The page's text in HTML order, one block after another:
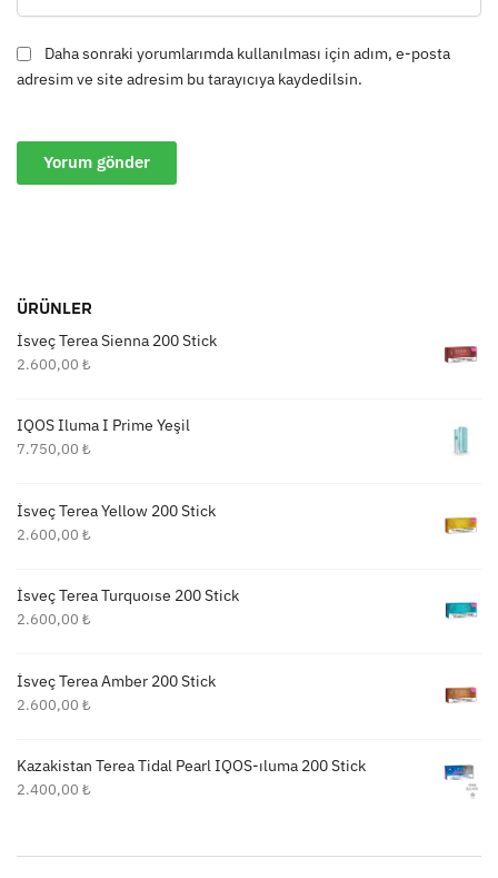
Daha sonraki yorumlarımda kullanılması için adım, e-posta
adresim ve site adresim bu tarayıcıya kaydedilsin.
ÜRÜNLER
İsveç Terea Sienna 200 Stick
2.600,00 ₺
IQOS Iluma I Prime Yeşil
7.750,00 ₺
İsveç Terea Yellow 200 Stick
2.600,00 ₺
İsveç Terea Turquoıse 200 Stick
2.600,00 ₺
İsveç Terea Amber 200 Stick
2.600,00 ₺
Kazakistan Terea Tidal Pearl IQOS-ıluma 200 Stick
2.400,00 ₺